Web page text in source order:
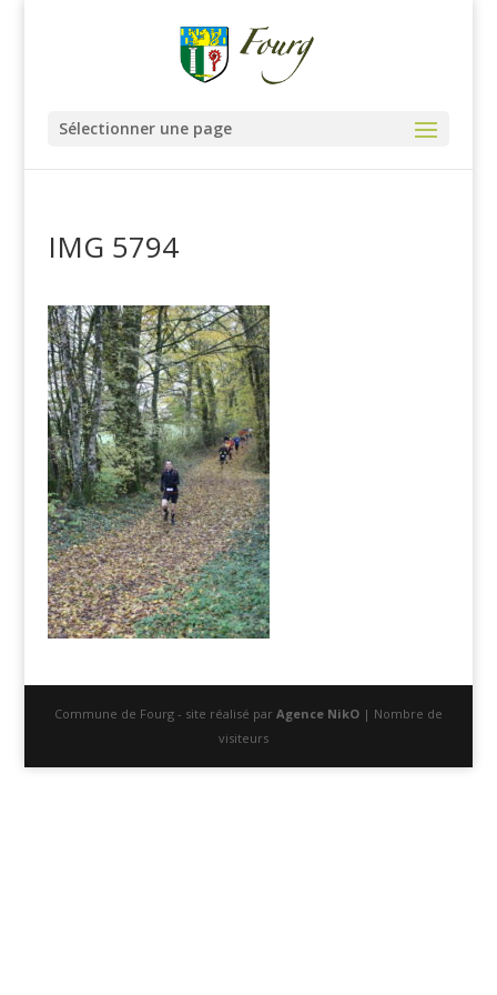
Sélectionner une page
IMG 5794
Commune de Fourg - site réalisé par Agence NikO| Nombre de
visiteurs